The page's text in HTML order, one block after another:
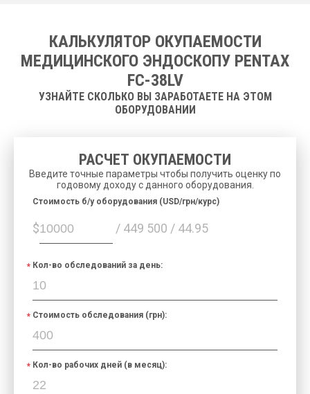
КАЛЬКУЛЯТОР ОКУПАЕМОСТИ
МЕДИЦИНСКОГО ЭНДОСКОПУ PENTAX
FC-38LV
УЗНАЙТЕ СКОЛЬКО ВЫ ЗАРАБОТАЕТЕ НА ЭТОМ
ОБОРУДОВАНИИ
РАСЧЕТ ОКУПАЕМОСТИ
Введите точные параметры чтобы получить оценку по
годовому доходу с данного оборудования.
$ / 449 500 / 44.95
Cтоимость б/у оборудования (USD/грн/курс)
Кол-во обследований за день:
Стоимость обследования (грн):
Кол-во рабочих дней (в месяц):